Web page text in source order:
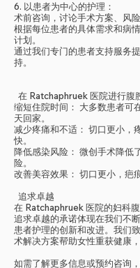
6. 以患者为中心的护理：
术前咨询，讨论手术方案、风险
根据每位患者的具体需求和病
计划。
通过我们专门的患者支持服务
持。
在 Ratchaphruek 医院进行腹
缩短住院时间： 大多数患者可
天回家。
减少疼痛和不适： 切口更小，
快。
降低感染风险： 微创手术降低
险。
改善美容效果： 切口更小，疤
追求卓越
在 Ratchaphruek 医院的妇科
追求卓越的承诺体现在我们不
患者护理的创新和改进。我们
术解决方案帮助女性重获健康
如需了解更多信息或预约咨询